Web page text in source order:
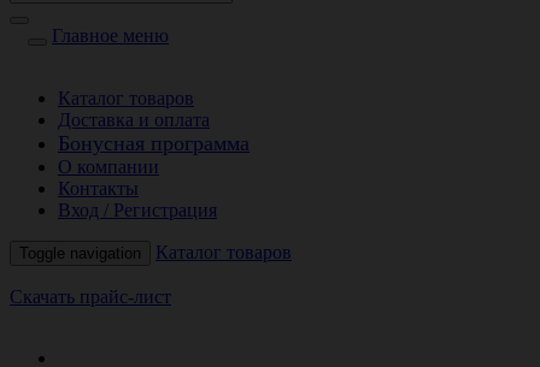
Главное меню
Каталог товаров
Доставка и оплата
Бонусная программа
О компании
Контакты
Вход / Регистрация
Toggle navigation Каталог товаров
Скачать прайс-лист